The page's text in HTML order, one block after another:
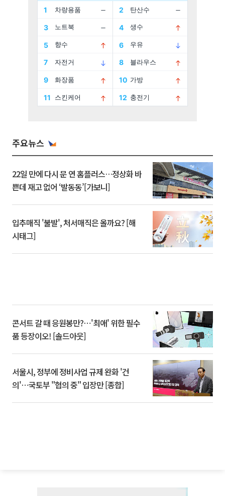
주요뉴스
22일 만에 다시 문 연 홈플러스…정상화 바
쁜데 재고 없어 ‘발동동’[가보니]
입추매직 '불발', 처서매직은 올까요? [해
시태그]
콘서트 갈 때 응원봉만?⋯'최애' 위한 필수
품 등장이오! [솔드아웃]
서울시, 정부에 정비사업 규제 완화 '건
의'⋯국토부 "협의 중" 입장만 [종합]